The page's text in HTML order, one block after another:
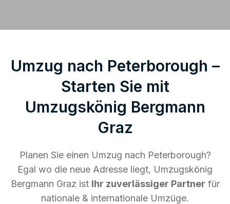
Umzug nach Peterborough –
Starten Sie mit
Umzugskönig Bergmann
Graz
Planen Sie einen Umzug nach Peterborough?
Egal wo die neue Adresse liegt, Umzugskönig
Bergmann Graz ist Ihr zuverlässiger Partner für
nationale & internationale Umzüge.